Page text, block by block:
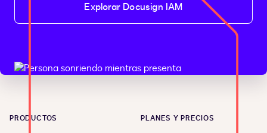
Explorar Docusign IAM
PRODUCTOS PLANES Y PRECIOS